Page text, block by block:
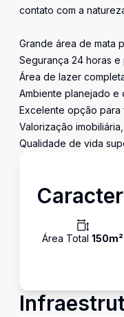
contato com a
Grande área de mata
Segurança 24 horas
Área de lazer
Ambiente planejado e
Excelente opção para
Valorização
Qualidade de vida
Área Total 150m²